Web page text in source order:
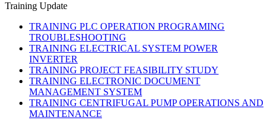
Training Update
TRAINING PLC OPERATION PROGRAMING
TROUBLESHOOTING
TRAINING ELECTRICAL SYSTEM POWER
INVERTER
TRAINING PROJECT FEASIBILITY STUDY
TRAINING ELECTRONIC DOCUMENT
MANAGEMENT SYSTEM
TRAINING CENTRIFUGAL PUMP OPERATIONS AND
MAINTENANCE